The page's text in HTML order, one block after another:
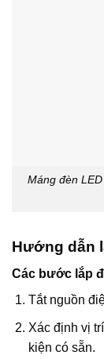
Máng đèn
Hướng dẫn
Các bước lắp
Tắt nguồn
Xác định vị
kiện có sẵn.